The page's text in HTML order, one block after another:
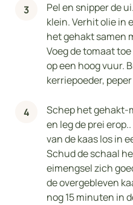
Pel en snipper de
klein. Verhit olie in
het gehakt samen
Voeg de tomaat
op een hoog vuur.
kerriepoeder,
Schep het gehakt-
en leg de prei
van de kaas los in
Schud de schaal
eimengsel zich
de overgebleven
nog 15 minuten in